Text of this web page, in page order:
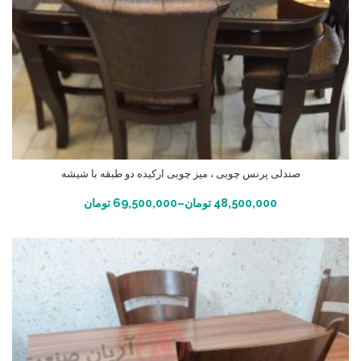
صندلی پرنس چوبی ، میز چوبی ارکیده دو طبقه با شیشه
48,500,000 تومان–
69,500,000 تومان انتخاب گزینه ها